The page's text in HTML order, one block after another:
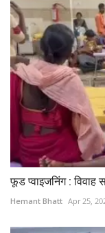
फूड प्वाइजनिंग : विवाह
Hemant Bhatt Apr 25,